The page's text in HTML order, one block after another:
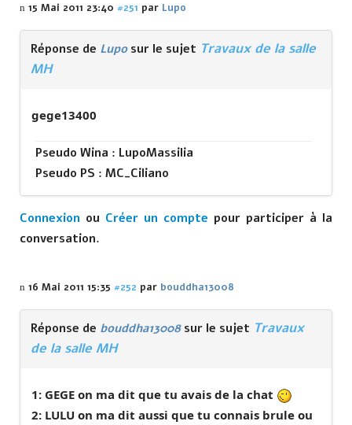
15 Mai 2011 23:40 #251 par Lupo
Réponse de Luposur le sujet Travaux de la salle
MH
gege13400
Pseudo Wina : LupoMassilia
Pseudo PS : MC_Ciliano
Connexion ou Créer un compte pour participer à la
conversation.
16 Mai 2011 15:35 #252 par bouddha13008
Réponse de bouddha13008sur le sujet Travaux
de la salle MH
1: GEGE on ma dit que tu avais de la chat
2: LULU on ma dit aussi que tu connais brule ou